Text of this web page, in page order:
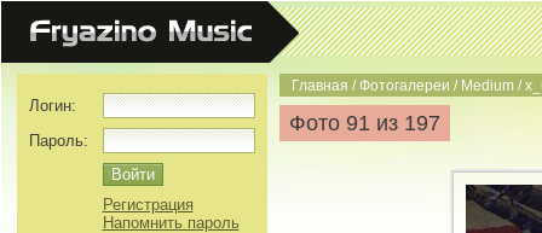
Главная /Фотогалереи / Medium /
Фото 91 из 197
Логин:
Пароль:
Регистрация
Напомнить пароль